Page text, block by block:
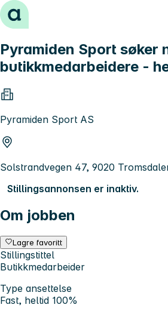
Hopp til innhold
Pyramiden Sport søker
butikkmedarbeidere -
Pyramiden Sport AS
Solstrandvegen 47, 9020
Stillingsannonsen er inaktiv.
Om jobben
Lagre favoritt
Stillingstittel
Butikkmedarbeider
Type ansettelse
Fast, heltid 100%